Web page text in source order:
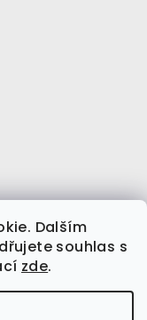
Dalším
souhlas s
zde.